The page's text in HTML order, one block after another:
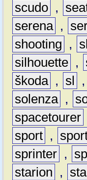
scudo ,
serena ,
shooting
,
silhouette ,
škoda , sl ,
solenza ,
spacetourer
sport ,
sprinter ,
starion
,